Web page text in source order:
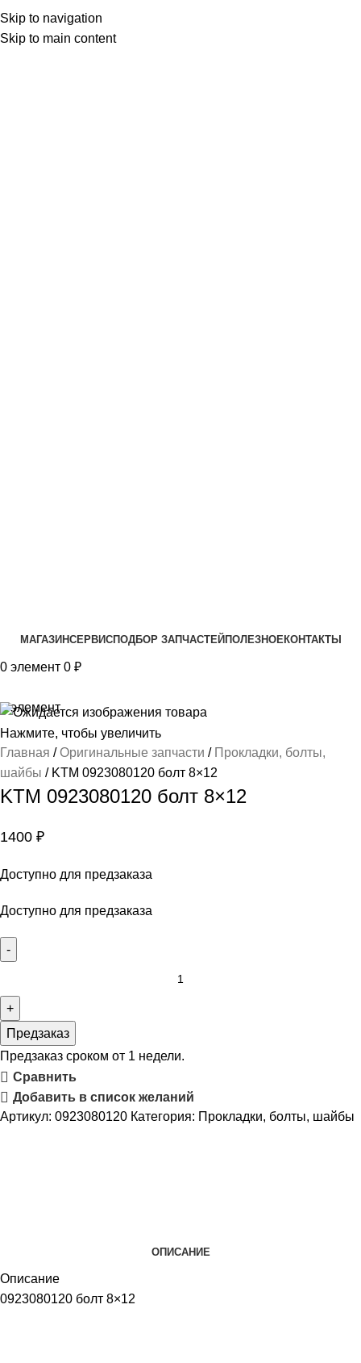
Skip to navigation
Skip to main content
МАГАЗИНСЕРВИСПОДБОР ЗАПЧАСТЕЙ ПОЛЕЗНОЕКОНТАКТЫ
0 элемент 0 ₽
0элемент
Нажмите, чтобы увеличить
Главная
Оригинальные запчасти
Прокладки, болты,
шайбы
KTM 0923080120 болт 8×12
KTM 0923080120 болт 8×12
1400 ₽
Доступно для предзаказа
Доступно для предзаказа
Предзаказ
Предзаказ сроком от 1 недели.
Сравнить
Добавить в список желаний
Артикул: 0923080120 Категория: Прокладки, болты, шайбы
ОПИСАНИЕ
Описание
0923080120 болт 8×12